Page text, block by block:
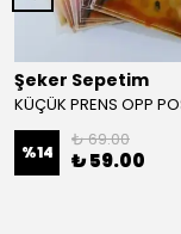
Şeker Sepetim
%14
₺ 69.00
₺ 59.00